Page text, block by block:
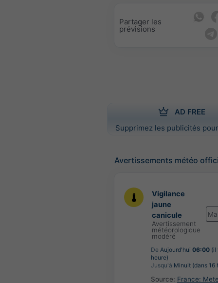
Partager les
prévisions
AD FREE
Supprimez les publicités
Avertissements météo
Vigilance
jaune
canicule
Avertissement
météorologique
modéré
De Aujourd'hui 06:00 (il
heure)
Jusqu'à Minuit (dans 16
Source: France: